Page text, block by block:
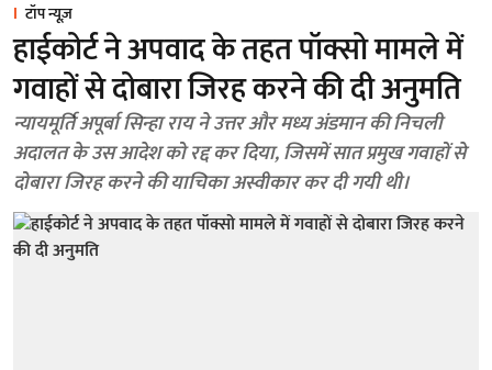
टॉप न्यूज़
हाईकोर्ट ने अपवाद के तहत पॉक्सो मामले में
गवाहों से दोबारा जिरह करने की दी अनुमति
न्यायमूर्ति अपूर्बा सिन्हा राय ने उत्तर और मध्य अंडमान की निचली
अदालत के उस आदेश को रद्द कर दिया, जिसमें सात प्रमुख गवाहों से
दोबारा जिरह करने की याचिका अस्वीकार कर दी गयी थी।